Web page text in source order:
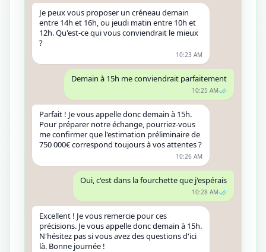
Je peux vous proposer un créneau demain
entre 14h et 16h, ou jeudi matin entre 10h et
12h. Qu'est-ce qui vous conviendrait le mieux
?
10:23 AM
Demain à 15h me conviendrait parfaitement
10:25 AM
Parfait ! Je vous appelle donc demain à 15h.
Pour préparer notre échange, pourriez-vous
me confirmer que l'estimation préliminaire de
750 000€ correspond toujours à vos attentes ?
10:26 AM
Oui, c'est dans la fourchette que j'espérais
10:28 AM
Excellent ! Je vous remercie pour ces
précisions. Je vous appelle donc demain à 15h.
N'hésitez pas si vous avez des questions d'ici
là. Bonne journée !